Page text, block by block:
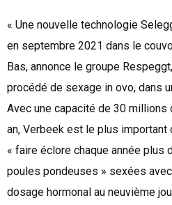
« Une nouvelle technologie
en septembre 2021 dans le
Bas, annonce le groupe
procédé de sexage in ovo, dans
Avec une capacité de 30
an, Verbeek est le plus important
« faire éclore chaque année plus
poules pondeuses » sexées
dosage hormonal au neuvième